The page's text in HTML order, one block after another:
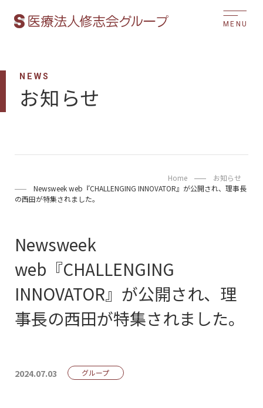
MENU
NEWS
お知らせ
Home
お知らせ
Newsweek web『CHALLENGING INNOVATOR』が公開され、理事長
の西田が特集されました。
Newsweek
web『CHALLENGING
INNOVATOR』が公開され、理
事長の西田が特集されました。
2024.07.03 グループ